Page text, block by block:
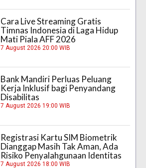
Cara Live Streaming Gratis
Timnas Indonesia di Laga Hidup
Mati Piala AFF 2026
7 August 2026 20:00 WIB
Bank Mandiri Perluas Peluang
Kerja Inklusif bagi Penyandang
Disabilitas
7 August 2026 19:00 WIB
Registrasi Kartu SIM Biometrik
Dianggap Masih Tak Aman, Ada
Risiko Penyalahgunaan Identitas
7 August 2026 18:00 WIB